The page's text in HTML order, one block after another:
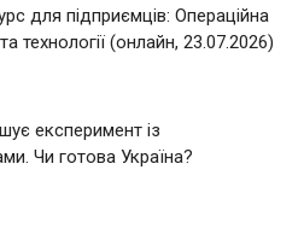
для підприємців: Операційна
технології (онлайн, 23.07.2026)
експеримент із
Чи готова Україна?